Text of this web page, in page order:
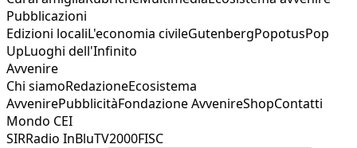
Pubblicazioni
Edizioni localiL'economia civileGutenbergPopotusPop
UpLuoghi dell'Infinito
Avvenire
Chi siamoRedazioneEcosistema
AvvenirePubblicitàFondazione AvvenireShopContatti
Mondo CEI
SIRRadio InBluTV2000FISC